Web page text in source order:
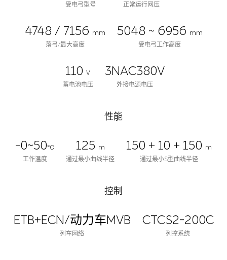
受电弓型号
正常运行网压
4748 / 7156 mm
落弓/最大高度
5048 ~ 6956 mm
受电弓工作高度
110 V
蓄电池电压
3NAC380V
外接电源电压
性能
-0~50℃
工作温度
125 m
通过最小曲线半径
150 + 10 + 150 m
通过最小S型曲线半径
控制
ETB+ECN/动力车MVB
列车网络
CTCS2-200C
列控系统